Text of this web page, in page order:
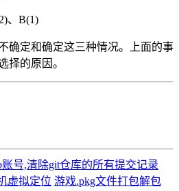
、B(1)
确定和确定这三种情况。上面的事
择的原因。
号,清除git仓库的所有提交记录
虚拟定位 游戏.pkg文件打包解包